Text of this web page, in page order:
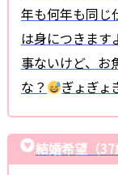
年も何年も同じ
は身につきます
事ないけど、お
な？
ぎょぎょ
結婚希望（37